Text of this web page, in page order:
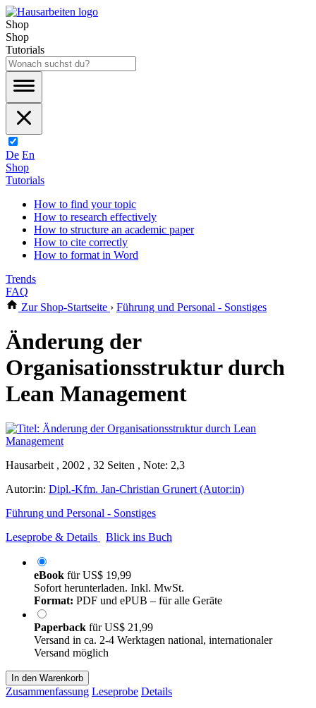
Shop
Shop
Tutorials
De En
Shop
Tutorials
How to find your topic
How to research effectively
How to structure an academic paper
How to cite correctly
How to format in Word
Trends
FAQ
Zur Shop-Startseite › Führung und Personal - Sonstiges
Änderung der
Organisationsstruktur durch
Lean Management
Hausarbeit , 2002 , 32 Seiten , Note: 2,3
Autor:in: Dipl.-Kfm. Jan-Christian Grunert (Autor:in)
Führung und Personal - Sonstiges
Leseprobe & Details
Blick ins Buch
eBook fürUS$ 19,99
Sofort herunterladen. Inkl. MwSt.
Format: PDF und ePUB – für alle Geräte
Paperback fürUS$ 21,99
Versand in ca. 2-4 Werktagen national, internationaler
Versand möglich
In den Warenkorb
Zusammenfassung Leseprobe Details